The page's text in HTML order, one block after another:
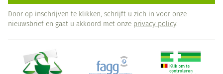
Door op inschrijven te klikken, schrijft u zich in voor onze
nieuwsbrief en gaat u akkoord met onze privacy policy.